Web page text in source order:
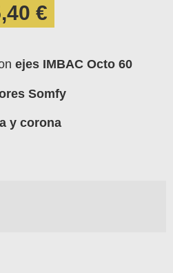
€
ejes IMBAC Octo 60
Somfy
y corona